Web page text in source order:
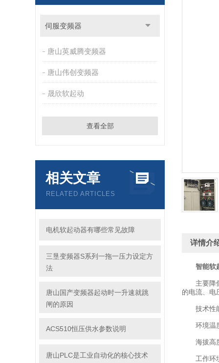
伺服变频器
唐山英威腾变频器
唐山伟创变频器
晟欣软起动
查看全部
相关文章
RELATED ARTICLES
电机软起动器有哪些常见故障
三垦变频器S系列一拖一压力设定方
法
唐山国产变频器起动时一升速就跳
闸的原因
ACS510恒压供水参数说明
唐山PLC是工业自动化的核心技术
详情介
智能软
主要降低
的电流、电
技术性
环境温
海拔高度
工作环境